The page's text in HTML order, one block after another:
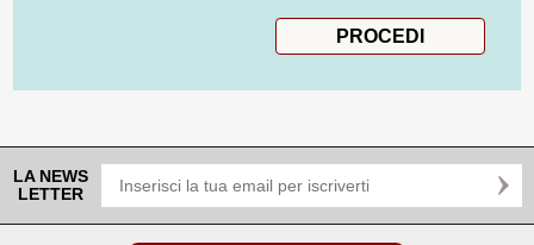
LA NEWS
LETTER